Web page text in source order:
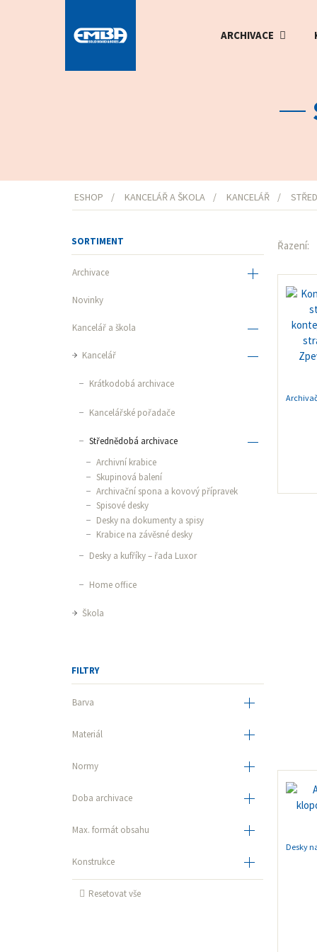
ARCHIVACE
ESHOP KANCELÁŘ A ŠKOLA KANCELÁŘ
Řazení:
Desky
SORTIMENT
Archivace
Novinky
Kancelář a škola
Kancelář
Krátkodobá archivace
Kancelářské pořadače
Střednědobá archivace
Archivní krabice
Skupinová balení
Archivační spona a kovový přípravek
Spisové desky
Desky na dokumenty a spisy
Krabice na závěsné desky
Desky a kufříky – řada Luxor
Home office
Škola
FILTRY
Barva
Materiál
Prior
NormyISO 18916 PAT
Doba archivace
10 - 50 let
Max. formát obsahu
A1
A5
KonstrukceSpeciální sortiment
Resetovat vše